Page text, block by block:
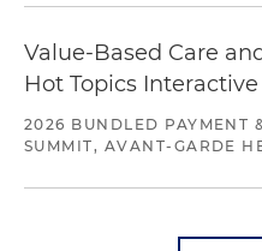
Value-Based Care
Hot Topics
2026 BUNDLED PAYMENT
SUMMIT, AVANT-GARDE